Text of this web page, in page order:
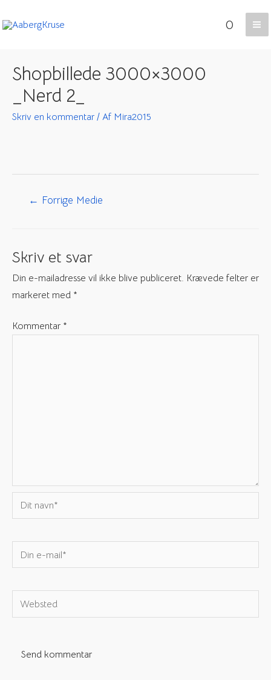
til
0
Shopbillede 3000×3000
_Nerd 2_
Skriv en kommentar / Af Mira2015
Indlægsnavigation
← Forrige Medie
Skriv et svar
Din e-mailadresse vil ikke blive publiceret. Krævede felter er
markeret med *
Kommentar *
Dit
navn*
Din
e-
Websted